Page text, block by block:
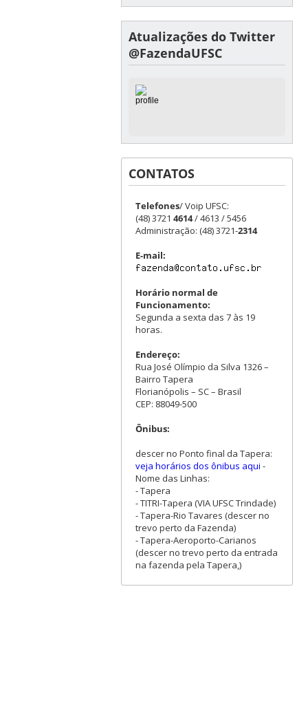
Atualizações do Twitter
@FazendaUFSC
CONTATOS
Telefones/ Voip UFSC:
(48) 3721 4614/ 4613 / 5456
Administração: (48) 3721-2314
E-mail:
Horário normal de
Funcionamento:
Segunda a sexta das 7 às 19
horas.
Endereço:
Rua José Olímpio da Silva 1326 –
Bairro Tapera
Florianópolis – SC – Brasil
CEP: 88049-500
Ônibus:
descer no Ponto final da Tapera:
veja horários dos ônibus aqui -
Nome das Linhas:
- Tapera
- TITRI-Tapera (VIA UFSC Trindade)
- Tapera-Rio Tavares (descer no
trevo perto da Fazenda)
- Tapera-Aeroporto-Carianos
(descer no trevo perto da entrada
na fazenda pela Tapera,)